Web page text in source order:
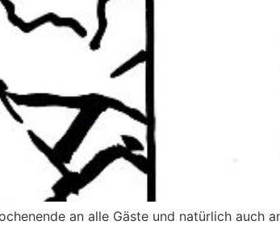
an alle Gäste und natürlich auch